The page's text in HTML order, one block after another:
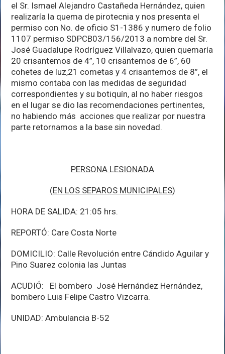
el Sr. Ismael Alejandro Castañeda Hernández, quien
realizaría la quema de pirotecnia y nos presenta el
permiso con No. de oficio S1-1386 y numero de folio
1107 permiso SDPCB03/156/2013 a nombre del Sr.
José Guadalupe Rodríguez Villalvazo, quien quemaría
20 crisantemos de 4”, 10 crisantemos de 6”, 60
cohetes de luz,21 cometas y 4 crisantemos de 8”, el
mismo contaba con las medidas de seguridad
correspondientes y su botiquín, al no haber riesgos
en el lugar se dio las recomendaciones pertinentes,
no habiendo más acciones que realizar por nuestra
parte retornamos a la base sin novedad.
PERSONA LESIONADA
(EN LOS SEPAROS MUNICIPALES)
HORA DE SALIDA: 21:05 hrs.
REPORTÓ: Care Costa Norte
DOMICILIO: Calle Revolución entre Cándido Aguilar y
Pino Suarez colonia las Juntas
ACUDIÓ: El bombero José Hernández Hernández,
bombero Luis Felipe Castro Vizcarra.
UNIDAD: Ambulancia B-52